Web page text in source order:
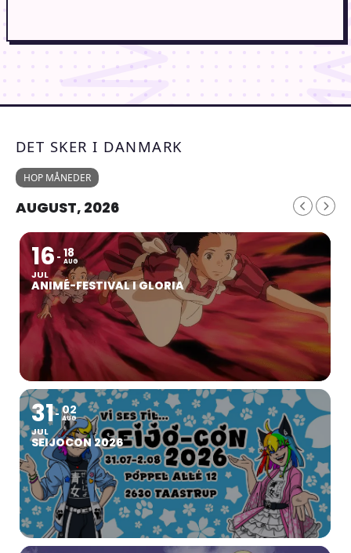
DET SKER I DANMARK
HOP MÅNEDER
AUGUST, 2026
16
JUL
18
AUG
ANIMÉ-FESTIVAL I GLORIA
31
JUL
02
AUG
SEIJOCON 2026